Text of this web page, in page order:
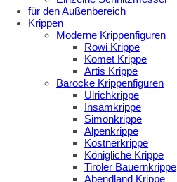
für den Außenbereich
Krippen
Moderne Krippenfiguren
Rowi Krippe
Komet Krippe
Artis Krippe
Barocke Krippenfiguren
Ulrichkrippe
Insamkrippe
Simonkrippe
Alpenkrippe
Kostnerkrippe
Königliche Krippe
Tiroler Bauernkrippe
Abendland Krippe